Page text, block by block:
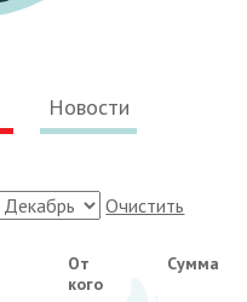
Новости
Очистить
От
кого
Сумма